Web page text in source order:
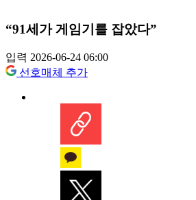
“91세가 게임기를 잡았다”
입력 2026-06-24 06:00
선호매체 추가